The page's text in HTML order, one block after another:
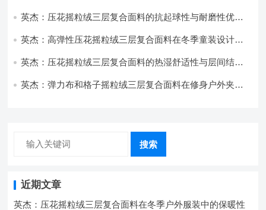
英杰：压花摇粒绒三层复合面料的抗起球性与耐磨性优化
英杰：高弹性压花摇粒绒三层复合面料在冬季童装设计中
英杰：压花摇粒绒三层复合面料的热湿舒适性与层间结合
英杰：弹力布和格子摇粒绒三层复合面料在修身户外夹克
搜索
近期文章
英杰：压花摇粒绒三层复合面料在冬季户外服装中的保暖性